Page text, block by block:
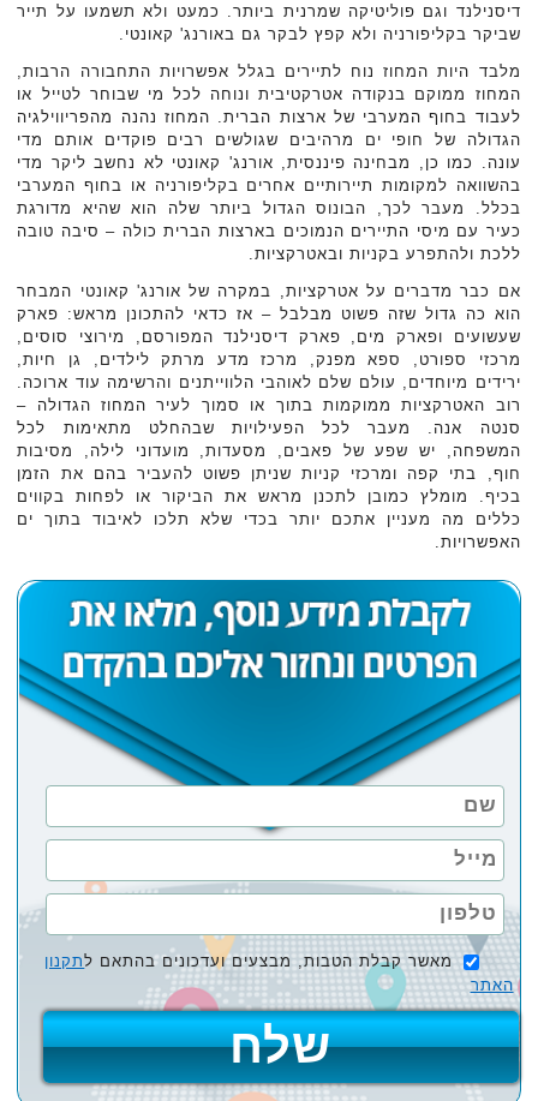
דיסנילנד וגם פוליטיקה שמרנית ביותר. כמעט ולא תשמעו על תייר
שביקר בקליפורניה ולא קפץ לבקר גם באורנג' קאונטי.
מלבד היות המחוז נוח לתיירים בגלל אפשרויות התחבורה הרבות,
המחוז ממוקם בנקודה אטרקטיבית ונוחה לכל מי שבוחר לטייל או
לעבוד בחוף המערבי של ארצות הברית. המחוז נהנה מהפריווילגיה
הגדולה של חופי ים מרהיבים שגולשים רבים פוקדים אותם מדי
עונה. כמו כן, מבחינה פיננסית, אורנג' קאונטי לא נחשב ליקר מדי
בהשוואה למקומות תיירותיים אחרים בקליפורניה או בחוף המערבי
בכלל. מעבר לכך, הבונוס הגדול ביותר שלה הוא שהיא מדורגת
כעיר עם מיסי התיירים הנמוכים בארצות הברית כולה – סיבה טובה
ללכת ולהתפרע בקניות ובאטרקציות.
אם כבר מדברים על אטרקציות, במקרה של אורנג' קאונטי המבחר
הוא כה גדול שזה פשוט מבלבל – אז כדאי להתכונן מראש: פארק
שעשועים ופארק מים, פארק דיסנילנד המפורסם, מירוצי סוסים,
מרכזי ספורט, ספא מפנק, מרכז מדע מרתק לילדים, גן חיות,
ירידים מיוחדים, עולם שלם לאוהבי הלווייתנים והרשימה עוד ארוכה.
רוב האטרקציות ממוקמות בתוך או סמוך לעיר המחוז הגדולה –
סנטה אנה. מעבר לכל הפעילויות שבהחלט מתאימות לכל
המשפחה, יש שפע של פאבים, מסעדות, מועדוני לילה, מסיבות
חוף, בתי קפה ומרכזי קניות שניתן פשוט להעביר בהם את הזמן
בכיף. מומלץ כמובן לתכנן מראש את הביקור או לפחות בקווים
כללים מה מעניין אתכם יותר בכדי שלא תלכו לאיבוד בתוך ים
האפשרויות.
מאשר קבלת הטבות, מבצעים ועדכונים בהתאם לתקנון
האתר